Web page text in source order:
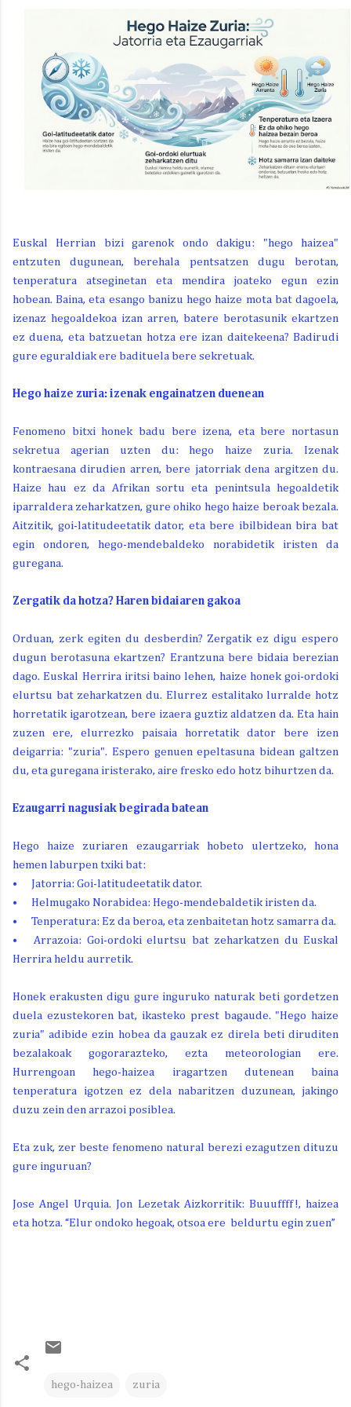
Euskal Herrian bizi garenok ondo dakigu: "hego haizea"
entzuten dugunean, berehala pentsatzen dugu berotan,
tenperatura atseginetan eta mendira joateko egun ezin
hobean. Baina, eta esango banizu hego haize mota bat dagoela,
izenaz hegoaldekoa izan arren, batere berotasunik ekartzen
ez duena, eta batzuetan hotza ere izan daitekeena? Badirudi
gure eguraldiak ere badituela bere sekretuak.
Hego haize zuria: izenak engainatzen duenean
Fenomeno bitxi honek badu bere izena, eta bere nortasun
sekretua agerian uzten du: hego haize zuria. Izenak
kontraesana dirudien arren, bere jatorriak dena argitzen du.
Haize hau ez da Afrikan sortu eta penintsula hegoaldetik
iparraldera zeharkatzen, gure ohiko hego haize beroak bezala.
Aitzitik, goi-latitudeetatik dator, eta bere ibilbidean bira bat
egin ondoren, hego-mendebaldeko norabidetik iristen da
guregana.
Zergatik da hotza? Haren bidaiaren gakoa
Orduan, zerk egiten du desberdin? Zergatik ez digu espero
dugun berotasuna ekartzen? Erantzuna bere bidaia berezian
dago. Euskal Herrira iritsi baino lehen, haize honek goi-ordoki
elurtsu bat zeharkatzen du. Elurrez estalitako lurralde hotz
horretatik igarotzean, bere izaera guztiz aldatzen da. Eta hain
zuzen ere, elurrezko paisaia horretatik dator bere izen
deigarria: "zuria". Espero genuen epeltasuna bidean galtzen
du, eta guregana iristerako, aire fresko edo hotz bihurtzen da.
Ezaugarri nagusiak begirada batean
Hego haize zuriaren ezaugarriak hobeto ulertzeko, hona
hemen laburpen txiki bat:
•
Jatorria: Goi-latitudeetatik dator.
•
Helmugako Norabidea: Hego-mendebaldetik iristen da.
•
Tenperatura: Ez da beroa, eta zenbaitetan hotz samarra da.
•
Arrazoia: Goi-ordoki elurtsu bat zeharkatzen du Euskal
Herrira heldu aurretik.
Honek erakusten digu gure inguruko naturak beti gordetzen
duela ezustekoren bat, ikasteko prest bagaude. "Hego haize
zuria" adibide ezin hobea da gauzak ez direla beti diruditen
bezalakoak gogorarazteko, ezta meteorologian ere.
Hurrengoan hego-haizea iragartzen dutenean baina
tenperatura igotzen ez dela nabaritzen duzunean, jakingo
duzu zein den arrazoi posiblea.
Eta zuk, zer beste fenomeno natural berezi ezagutzen dituzu
gure inguruan?
Jose Angel Urquia. Jon Lezetak Aizkorritik: Buuuffff!, haizea
eta hotza. “Elur ondoko hegoak, otsoa ere beldurtu egin zuen”
hego-haizea zuria